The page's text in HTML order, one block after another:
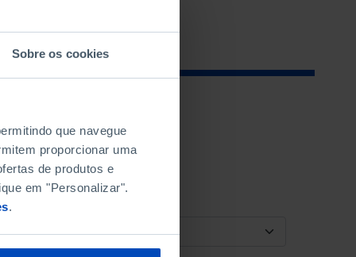
Sobre os cookies
que navegue
proporcionar uma
de produtos e
em "Personalizar".
.
ORDENAR POR